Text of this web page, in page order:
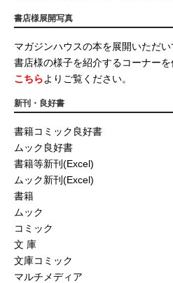
書店様展開写真
マガジンハウスの本を展開いただい
書店様の様子を紹介するコーナーを
こちらよりご覧ください。
新刊・良好書
書籍コミック良好書
ムック良好書
書籍等新刊(Excel)
ムック新刊(Excel)
書籍
ムック
コミック
文 庫
文庫コミック
マルチメディア